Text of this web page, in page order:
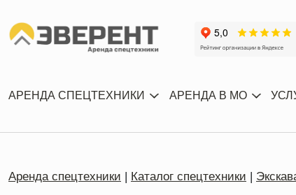
АРЕНДА СПЕЦТЕХНИКИ АРЕНДА В МО
Аренда спецтехники Каталог спецтехники